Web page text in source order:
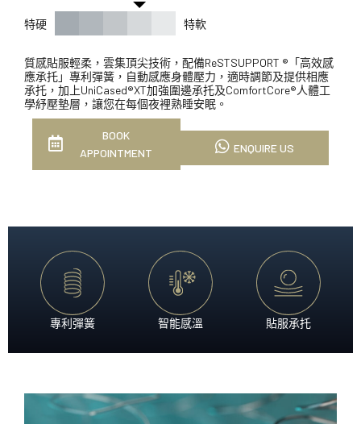
特硬 特軟
質感貼服輕柔，雲集頂尖技術，配備ReSTSUPPORT ®「高效感
應承托」專利彈簧，自動感應身體壓力，適時調節及提供相應
承托，加上UniCased®XT加強圍邊承托及ComfortCore®人體工
學紓壓墊層，讓您在每個夜裡熟睡安眠。
BOOK
APPOINTMENT
ENQUIRE US
專利彈簧 智能感溫 貼服承托